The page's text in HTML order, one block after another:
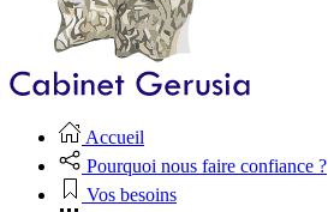
Accueil
Pourquoi nous faire confiance ?
Vos besoins